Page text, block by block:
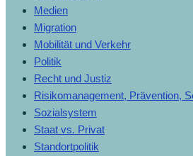
Medien
Migration
Mobilität und Verkehr
Politik
Recht und Justiz
Risikomanagement, Prävention,
Sozialsystem
Staat vs. Privat
Standortpolitik